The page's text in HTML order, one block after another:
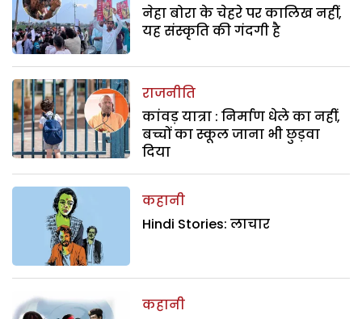
नेहा बोरा के चेहरे पर कालिख नहीं,
यह संस्कृति की गंदगी है
राजनीति
कांवड़ यात्रा : निर्माण धेले का नहीं,
बच्चों का स्कूल जाना भी छुड़वा
दिया
कहानी
Hindi Stories: लाचार
कहानी